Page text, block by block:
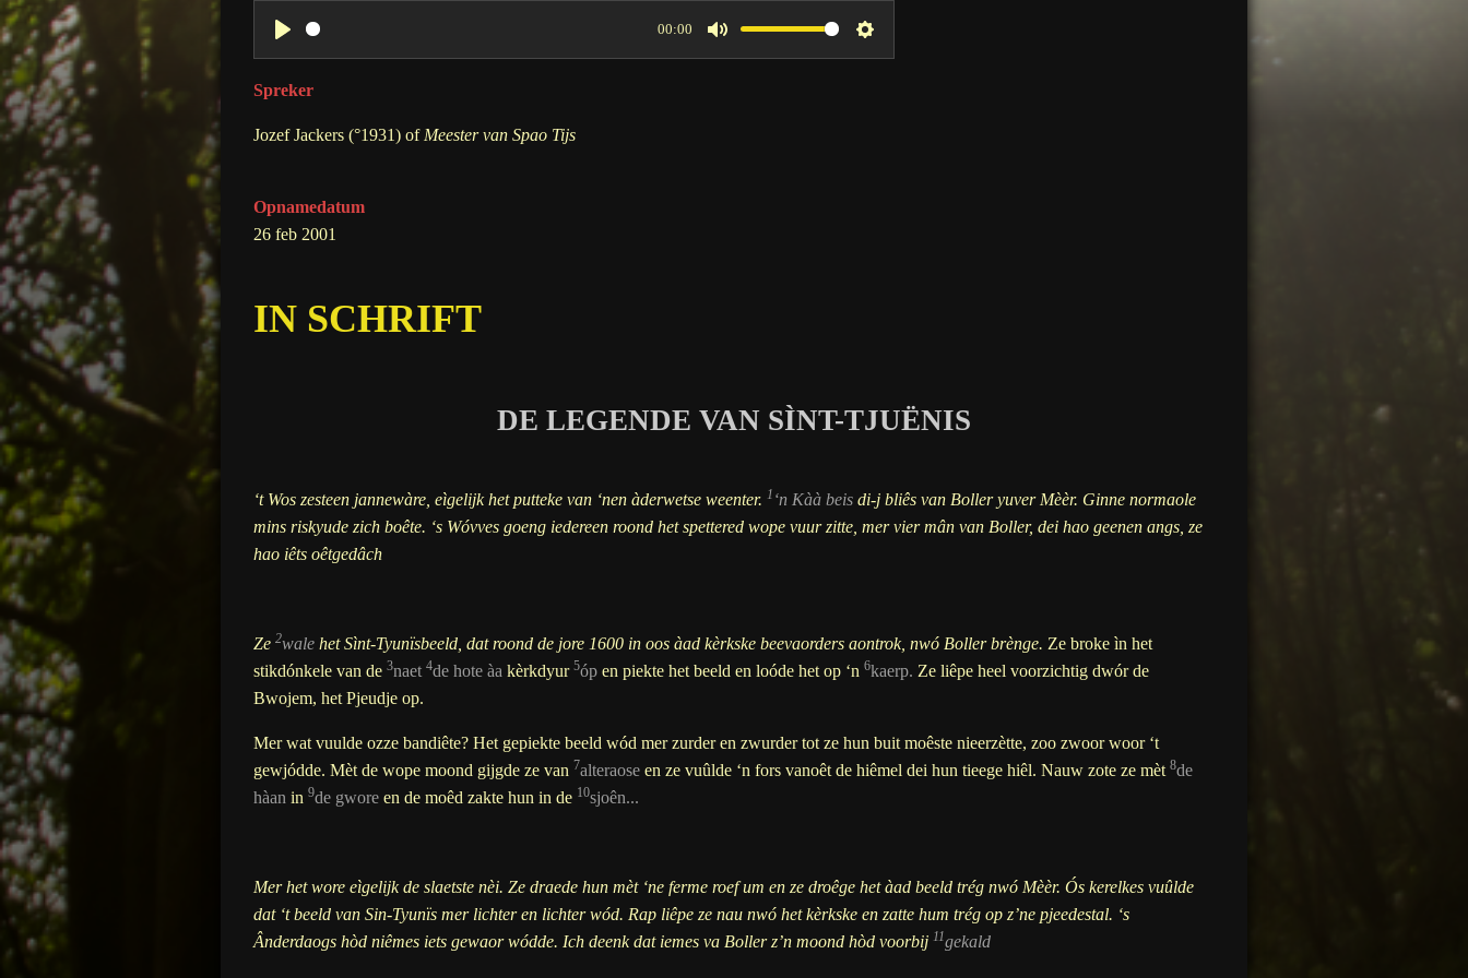
P
l
y
00:00
M
S
Spreker
Jozef Jackers (°1931) of Meester van Spao Tijs
Opnamedatum
26 feb 2001
IN SCHRIFT
DE LEGENDE VAN SÌNT-TJUËNIS
‘t Wos zesteen jannewàre, eìgelijk het putteke van ‘nen àderwetse weenter. 1 ‘n Kàà beis di-j bliês van Boller yuver Mèèr. Ginne normaole
mins riskyude zich boête. ‘s Wóvves goeng iedereen roond het spettered wope vuur zitte, mer vier mân van Boller, dei hao geenen angs, ze
hao iêts oêtgedâch
Ze 2wale het Sìnt-Tyunïsbeeld, dat roond de jore 1600 in oos àad kèrkske beevaorders aontrok, nwó Boller brènge. Ze broke ìn het
stikdónkele van de 3naet 4de hote àa kèrkdyur 5óp en piekte het beeld en loóde het op ‘n 6kaerp. Ze liêpe heel voorzichtig dwór de
Bwojem, het Pjeudje op.
Mer wat vuulde ozze bandiête? Het gepiekte beeld wód mer zurder en zwurder tot ze hun buit moêste nieerzètte, zoo zwoor woor ‘t
gewjódde. Mèt de wope moond gijgde ze van 7alteraose en ze vuûlde ‘n fors vanoêt de hiêmel dei hun tieege hiêl. Nauw zote ze mèt 8de
hàan in 9de gwore en de moêd zakte hun in de 10sjoên...
Mer het wore eìgelijk de slaetste nèi. Ze draede hun mèt ‘ne ferme roef um en ze droêge het àad beeld trég nwó Mèèr. Ós kerelkes vuûlde
dat ‘t beeld van Sin-Tyunïs mer lichter en lichter wód. Rap liêpe ze nau nwó het kèrkske en zatte hum trég op z’ne pjeedestal. ‘s
Ânderdaogs hòd niêmes iets gewaor wódde. Ich deenk dat iemes va Boller z’n moond hòd voorbij 11gekald